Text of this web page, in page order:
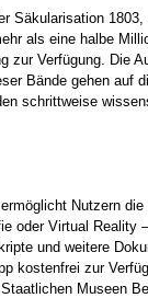
Säkularisation
als eine halbe
Verfügung. Die
Bände gehen auf
schrittweise
Nutzern
oder Virtual Reality
und weitere
kostenfrei zur
Museen